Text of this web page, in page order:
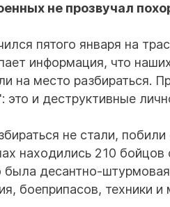
не прозвучал
пятого января на
информация, что
на место разбираться.
и деструктивные
не стали,
находились 210
была десантно-
боеприпасов, техники